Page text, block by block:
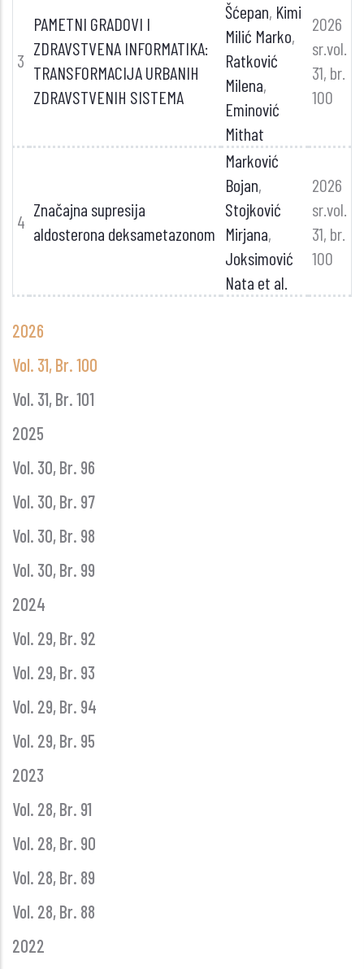
3
PAMETNI GRADOVI I
ZDRAVSTVENA INFORMATIKA:
TRANSFORMACIJA URBANIH
ZDRAVSTVENIH SISTEMA
Šćepan, Kimi
Milić Marko,
Ratković
Milena,
Eminović
Mithat
2026
sr.vol.
31, br.
100
4
Značajna supresija
aldosterona deksametazonom
Marković
Bojan,
Stojković
Mirjana,
Joksimović
Nata et al.
2026
sr.vol.
31, br.
100
GLASNIK
GODINE
2026
Vol. 31, Br. 100
Vol. 31, Br. 101
2025
Vol. 30, Br. 96
Vol. 30, Br. 97
Vol. 30, Br. 98
Vol. 30, Br. 99
2024
Vol. 29, Br. 92
Vol. 29, Br. 93
Vol. 29, Br. 94
Vol. 29, Br. 95
2023
Vol. 28, Br. 91
Vol. 28, Br. 90
Vol. 28, Br. 89
Vol. 28, Br. 88
2022